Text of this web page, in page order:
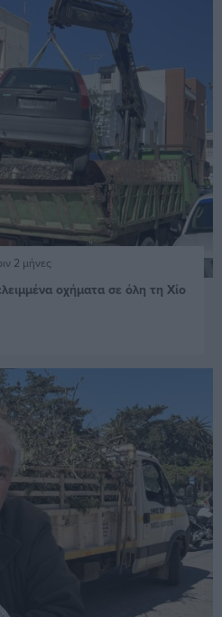
2 μήνες
οχήματα σε όλη τη Χίο